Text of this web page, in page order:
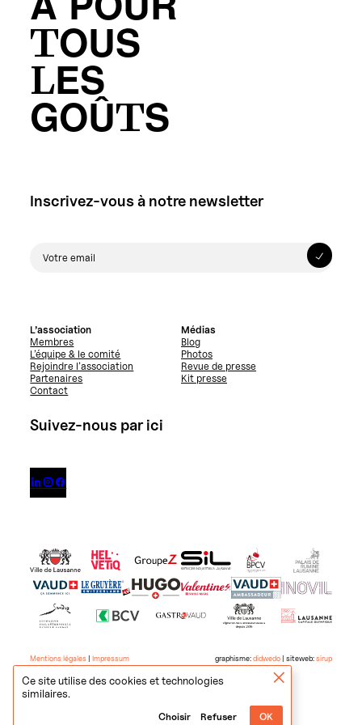
Ce site utilise des cookies et technologies
similaires.
OK
Refuser
Choisir
A POUR
TOUS
LES
GOÛTS
Inscrivez-vous à notre newsletter
L’association
Membres
L’équipe & le comité
Rejoindre l’association
Partenaires
Contact
Médias
Blog
Photos
Revue de presse
Kit presse
Suivez-nous par ici
  
Mentions légales |Impressum graphisme:didwedo| siteweb:sirup